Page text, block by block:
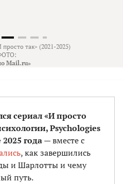
так» (2021-2025)
Mail.ru»
сериал «И просто
Psychologies
2025 года— вместе с
, как завершились
и Шарлотты и чему
путь.